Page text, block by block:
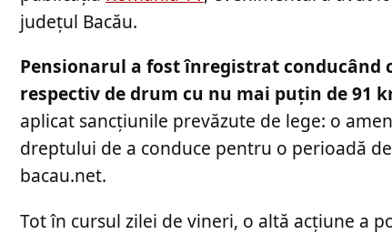
județul Bacău.
Pensionarul a fost înregistrat conducând
respectiv de drum cu nu mai puțin de 91
aplicat sancțiunile prevăzute de lege: o
dreptului de a conduce pentru o perioadă
bacau.net.
Tot în cursul zilei de vineri, o altă acțiune a